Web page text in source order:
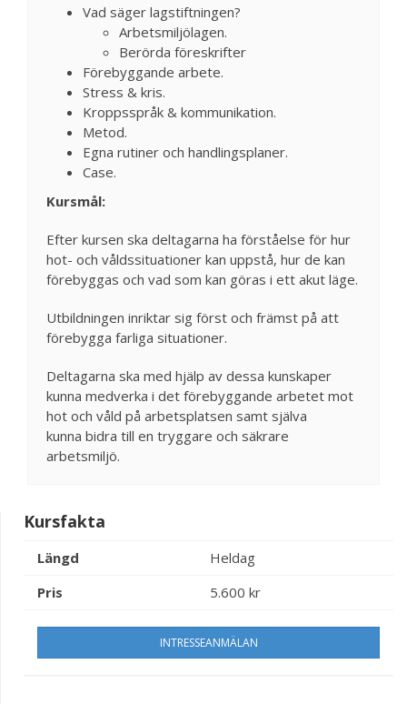
Vad säger lagstiftningen?
Arbetsmiljölagen.
Berörda föreskrifter
Förebyggande arbete.
Stress & kris.
Kroppsspråk & kommunikation.
Metod.
Egna rutiner och handlingsplaner.
Case.
Kursmål:
Efter kursen ska deltagarna ha förståelse för hur
hot- och våldssituationer kan uppstå, hur de kan
förebyggas och vad som kan göras i ett akut läge.
Utbildningen inriktar sig först och främst på att
förebygga farliga situationer.
Deltagarna ska med hjälp av dessa kunskaper
kunna medverka i det förebyggande arbetet mot
hot och våld på arbetsplatsen samt själva
kunna bidra till en tryggare och säkrare
arbetsmiljö.
Kursfakta
Längd
Heldag
Pris
5.600 kr
INTRESSEANMÄLAN